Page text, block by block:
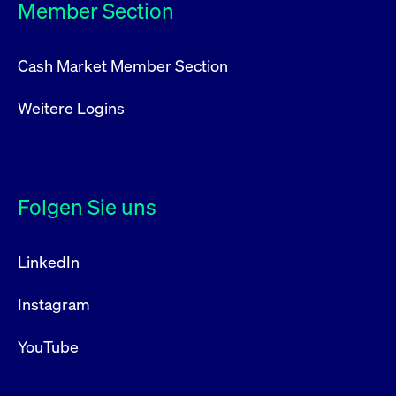
zum regulierten Markt
E-Mail:
Member Section
Cash Market Member Section
Weitere Logins
Folgen Sie uns
LinkedIn
Instagram
YouTube